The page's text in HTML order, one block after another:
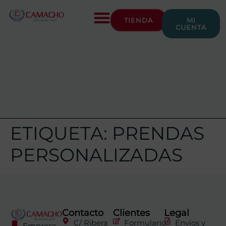
TIENDA
MI
CUENTA
ETIQUETA: PRENDAS
PERSONALIZADAS
Contacto
C/ Ribera
Clientes
Formulario
Legal
Envíos y